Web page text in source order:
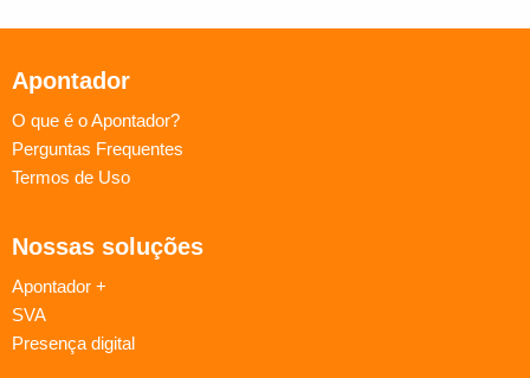
Apontador
O que é o Apontador?
Perguntas Frequentes
Termos de Uso
Nossas soluções
Apontador +
SVA
Presença digital